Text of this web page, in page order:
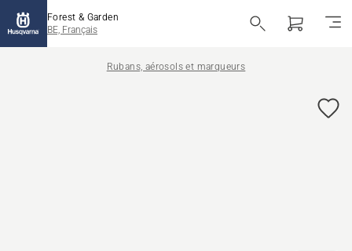
Forest & Garden
BE, Français
Rubans, aérosols et marqueurs